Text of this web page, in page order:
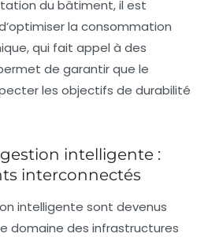
du bâtiment, il est
la consommation
qui fait appel à des
de garantir que le
les objectifs de durabilité
intelligente :
interconnectés
intelligente sont devenus
domaine des infrastructures